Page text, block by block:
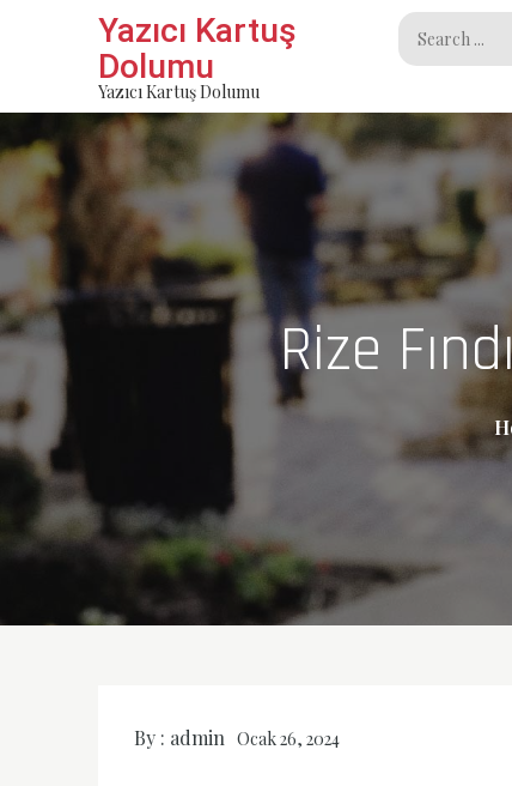
Yazıcı Kartuş
Dolumu
Yazıcı Kartuş Dolumu
Search
for:
Rize
By : admin Ocak 26, 2024